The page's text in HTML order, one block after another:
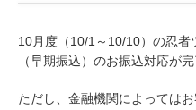
10月度（10/1～10/10）の忍
（早期振込）のお振込対応が完
ただし、金融機関によっては